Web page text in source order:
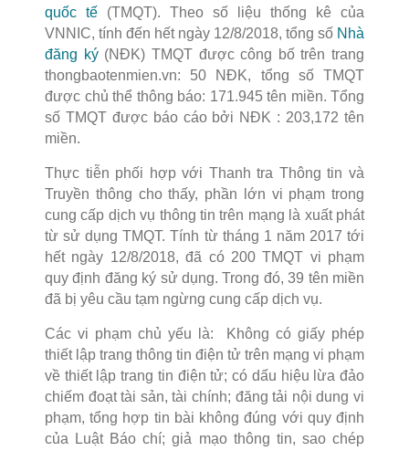
quốc tế (TMQT). Theo số liệu thống kê của
VNNIC, tính đến hết ngày 12/8/2018, tổng số Nhà
đăng ký(NĐK) TMQT được công bố trên trang
thongbaotenmien.vn: 50 NĐK, tổng số TMQT
được chủ thể thông báo: 171.945 tên miền. Tổng
số TMQT được báo cáo bởi NĐK : 203,172 tên
miền.
Thực tiễn phối hợp với Thanh tra Thông tin và
Truyền thông cho thấy, phần lớn vi phạm trong
cung cấp dịch vụ thông tin trên mạng là xuất phát
từ sử dụng TMQT. Tính từ tháng 1 năm 2017 tới
hết ngày 12/8/2018, đã có 200 TMQT vi phạm
quy định đăng ký sử dụng. Trong đó, 39 tên miền
đã bị yêu cầu tạm ngừng cung cấp dịch vụ.
Các vi phạm chủ yếu là: Không có giấy phép
thiết lập trang thông tin điện tử trên mạng vi phạm
về thiết lập trang tin điện tử; có dấu hiệu lừa đảo
chiếm đoạt tài sản, tài chính; đăng tải nội dung vi
phạm, tổng hợp tin bài không đúng với quy định
của Luật Báo chí; giả mạo thông tin, sao chép